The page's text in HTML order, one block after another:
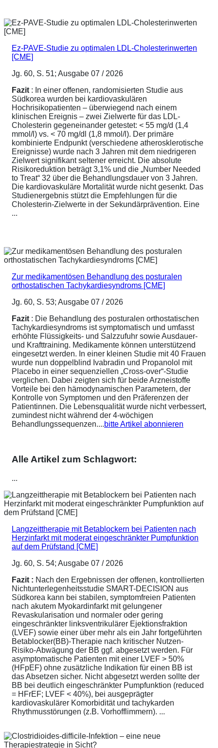
Ez-PAVE-Studie zu optimalen LDL-Cholesterinwerten
[CME]
Jg. 60, S. 51; Ausgabe 07 / 2026
Fazit : In einer offenen, randomisierten Studie aus
Südkorea wurden bei kardiovaskulären
Hochrisikopatienten – überwiegend nach einem
klinischen Ereignis – zwei Zielwerte für das LDL-
Cholesterin gegeneinander getestet: < 55 mg/d (1,4
mmol/l) vs. < 70 mg/dl (1,8 mmol/l). Der primäre
kombinierte Endpunkt (verschiedene atherosklerotische
Ereignisse) wurde nach 3 Jahren mit dem niedrigeren
Zielwert signifikant seltener erreicht. Die absolute
Risikoreduktion beträgt 3,1% und die „Number Needed
to Treat“ 32 über die Behandlungsdauer von 3 Jahren.
Die kardiovaskuläre Mortalität wurde nicht gesenkt. Das
Studienergebnis stützt die Empfehlungen für die
Cholesterin-Zielwerte in der Sekundärprävention. Eine
...
Zur medikamentösen Behandlung des posturalen
orthostatischen Tachykardiesyndroms [CME]
Jg. 60, S. 53; Ausgabe 07 / 2026
Fazit : Die Behandlung des posturalen orthostatischen
Tachykardiesyndroms ist symptomatisch und umfasst
erhöhte Flüssigkeits- und Salzzufuhr sowie Ausdauer-
und Krafttraining. Medikamente können unterstützend
eingesetzt werden. In einer kleinen Studie mit 40 Frauen
wurde nun doppelblind Ivabradin und Propanolol mit
Placebo in einer sequenziellen „Cross-over“-Studie
verglichen. Dabei zeigten sich für beide Arzneistoffe
Vorteile bei den hämodynamischen Parametern, der
Kontrolle von Symptomen und den Präferenzen der
Patientinnen. Die Lebensqualität wurde nicht verbessert,
zumindest nicht während der 4-wöchigen
Behandlungssequenzen....bitte Artikel abonnieren
Alle Artikel zum Schlagwort:
...
Langzeittherapie mit Betablockern bei Patienten nach
Herzinfarkt mit moderat eingeschränkter Pumpfunktion
auf dem Prüfstand [CME]
Jg. 60, S. 54; Ausgabe 07 / 2026
Fazit : Nach den Ergebnissen der offenen, kontrollierten
Nichtunterlegenheitsstudie SMART-DECISION aus
Südkorea kann bei stabilen, symptomfreien Patienten
nach akutem Myokardinfarkt mit gelungener
Revaskularisation und normaler oder gering
eingeschränkter linksventrikulärer Ejektionsfraktion
(LVEF) sowie einer über mehr als ein Jahr fortgeführten
Betablocker(BB)-Therapie nach kritischer Nutzen-
Risiko-Abwägung der BB ggf. abgesetzt werden. Für
asymptomatische Patienten mit einer LVEF > 50%
(HFpEF) ohne zusätzliche Indikation für einen BB ist
das Absetzen sicher. Nicht abgesetzt werden sollte der
BB bei deutlich eingeschränkter Pumpfunktion (reduced
= HFrEF; LVEF < 40%), bei ausgeprägter
kardiovaskulärer Komorbidität und tachykarden
Rhythmusstörungen (z.B. Vorhofflimmern). ...